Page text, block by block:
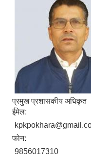
प्रमुख प्रशासकीय अधिकृत
ईमेल:
फोन:
9856017310